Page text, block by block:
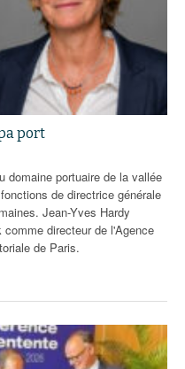
port
domaine portuaire de la vallée
de directrice générale
Jean-Yves Hardy
directeur de l'Agence
de Paris.